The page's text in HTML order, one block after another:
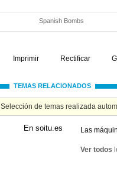
Spanish Bombs
Imprimir Rectificar
TEMAS RELACIONADOS
Selección de temas realizada
En soitu.es Las
Ver todos